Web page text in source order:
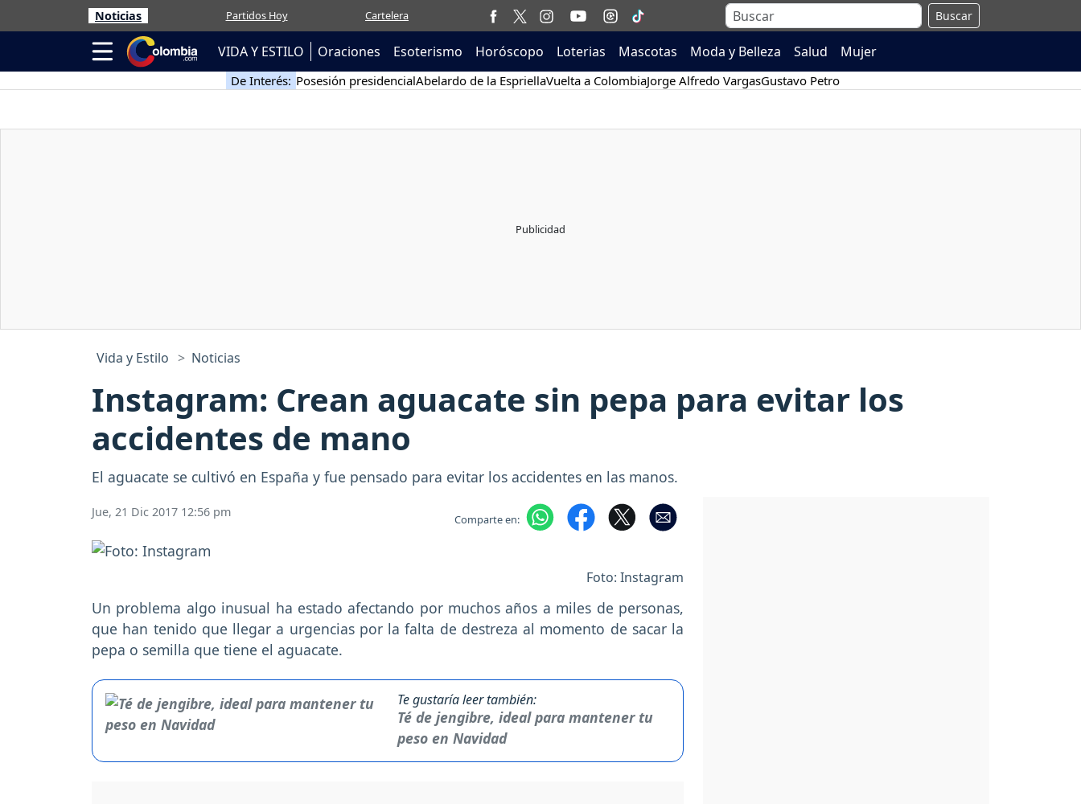
Noticias Partidos Hoy Cartelera Buscar
VIDA Y ESTILO Oraciones Esoterismo Horóscopo Loterias Mascotas Moda y Belleza Salud Mujer
De Interés: Posesión presidencialAbelardo de la EspriellaVuelta a ColombiaJorge Alfredo VargasGustavo Petro
Vida y Estilo Noticias
Instagram: Crean aguacate sin pepa para evitar los
accidentes de mano
El aguacate se cultivó en España y fue pensado para evitar los accidentes en las manos.
Jue, 21 Dic 2017 12:56 pm Comparte en:
Foto: Instagram
Un problema algo inusual ha estado afectando por muchos años a miles de personas,
que han tenido que llegar a urgencias por la falta de destreza al momento de sacar la
pepa o semilla que tiene el aguacate.
Te gustaría leer también:
Té de jengibre, ideal para mantener tu
peso en Navidad